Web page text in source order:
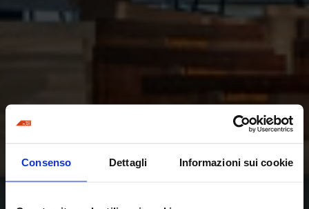
Consenso Dettagli Informazioni sui cookie